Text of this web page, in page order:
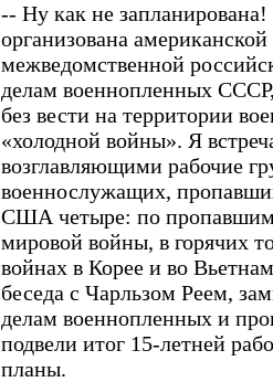
-- Ну как не
организована
межведомственной
делам военнопленных
без вести на территории
«холодной войны». Я
возглавляющими рабочие
военнослужащих,
США четыре: по пропавшим
мировой войны, в горячих
войнах в Корее и во
беседа с Чарльзом Реем,
делам военнопленных и
подвели итог 15-летней
планы.